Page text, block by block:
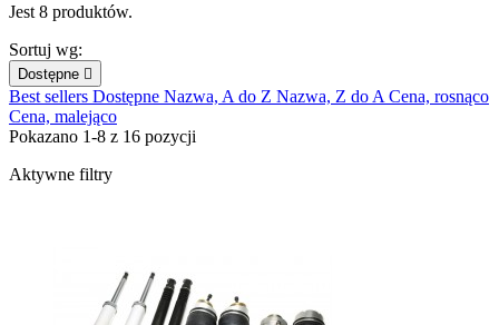
Jest 8 produktów.
Sortuj wg:
Dostępne 
Best sellers Dostępne Nazwa, A do Z Nazwa, Z do A Cena, rosnąco
Cena, malejąco
Pokazano 1-8 z 16 pozycji
Aktywne filtry